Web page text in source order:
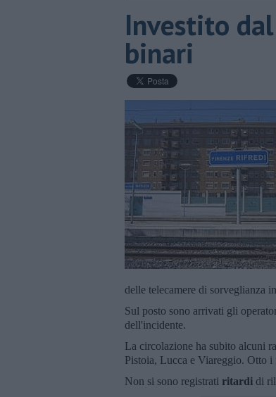
Investito
binari
delle telecamere di sorveglianza
Sul posto sono arrivati gli
dell'incidente.
La circolazione ha subito alcuni
Pistoia, Lucca e Viareggio. Otto
Non si sono registrati ritardi di